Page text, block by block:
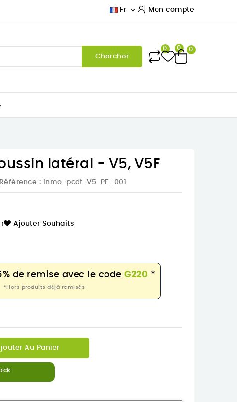
Fr  Mon compte
Chercher
0 0 0
latéral - V5, V5F
Référence : inmo-pcdt-V5-PF_001
Ajouter Souhaits
de remise avec le code G220 *
*Hors produits déjà remisés
Au Panier